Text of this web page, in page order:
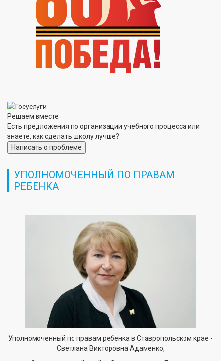
Решаем вместе
Есть предложения по организации учебного процесса или
знаете, как сделать школу лучше?
Написать о проблеме
УПОЛНОМОЧЕННЫЙ ПО ПРАВАМ
РЕБЕНКА
Уполномоченный по правам ребенка в Ставропольском крае -
Светлана Викторовна Адаменко,